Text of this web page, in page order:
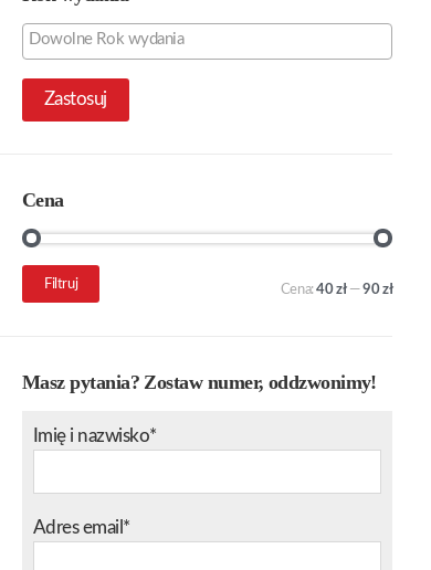
Zastosuj
Cena
Cena
min.
Cena
maks.
Filtruj Cena:40 zł—90 zł
Masz pytania? Zostaw numer, oddzwonimy!
Imię i nazwisko*
Adres email*